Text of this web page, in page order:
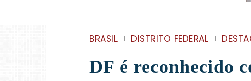
BRASIL DISTRITO FEDERAL
DF é reconhecido